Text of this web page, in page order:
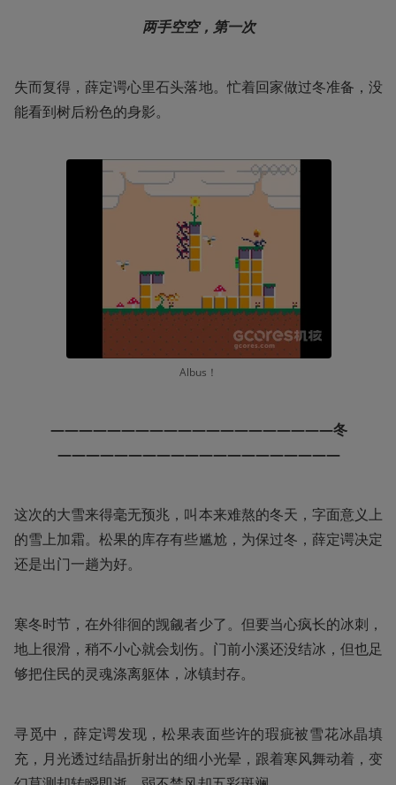
两手空空，第一次
失而复得，薛定谔心里石头落地。忙着回家做过冬准备，没
能看到树后粉色的身影。
Albus！
————————————————————冬
————————————————————
这次的大雪来得毫无预兆，叫本来难熬的冬天，字面意义上
的雪上加霜。松果的库存有些尴尬，为保过冬，薛定谔决定
还是出门一趟为好。
寒冬时节，在外徘徊的觊觎者少了。但要当心疯长的冰刺，
地上很滑，稍不小心就会划伤。门前小溪还没结冰，但也足
够把住民的灵魂涤离躯体，冰镇封存。
寻觅中，薛定谔发现，松果表面些许的瑕疵被雪花冰晶填
充，月光透过结晶折射出的细小光晕，跟着寒风舞动着，变